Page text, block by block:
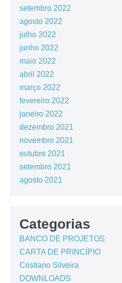
setembro 2022
agosto 2022
julho 2022
junho 2022
maio 2022
abril 2022
março 2022
fevereiro 2022
janeiro 2022
dezembro 2021
novembro 2021
outubro 2021
setembro 2021
agosto 2021
Categorias
BANCO DE PROJETOS
CARTA DE PRINCÍPIO
Cristiano Silveira
DOWNLOADS